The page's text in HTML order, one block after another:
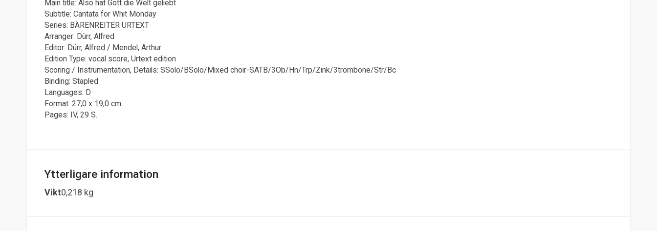
Main title: Also hat Gott die Welt geliebt
Subtitle: Cantata for Whit Monday
Series: BÄRENREITER URTEXT
Arranger: Dürr, Alfred
Editor: Dürr, Alfred / Mendel, Arthur
Edition Type: vocal score, Urtext edition
Scoring / Instrumentation, Details: SSolo/BSolo/Mixed choir-SATB/3Ob/Hn/Trp/Zink/3trombone/Str/Bc
Binding: Stapled
Languages: D
Format: 27,0 x 19,0 cm
Pages: IV, 29 S.
Ytterligare information
Vikt0,218 kg